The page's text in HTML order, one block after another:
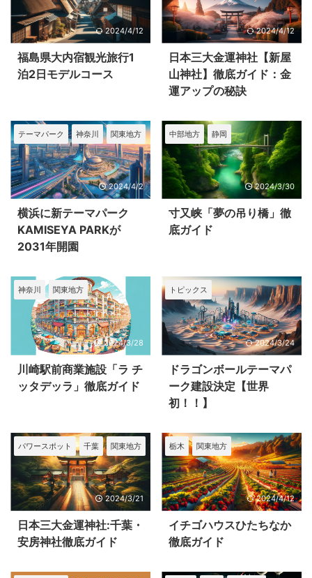
そばの名店が集
結していて、何
を食べようか迷
ってしまいます
...
ニンテンドーミ
ュージアムは、
かつて任天堂・
宇治小倉工場と
して使 ...
ます。この記
と合わせてぜ
読んでくださ
い。 ニンテ
ーミュージア
の外観写真 ...
2024/4/12
福島県大内宿観光旅行1
泊2日モデルコース
2024/4/12
日本三大金運神社【新屋
山神社】徹底ガイド：金
運アップの秘訣
テーマパーク 神奈川 関東地方
2024/4/2
横浜に新テーマパーク
KAMISEYA PARKが
2031年開園
中部地方 静岡
2024/3/30
寸又峡「夢の吊り橋」徹
底ガイド
神奈川 関東地方
2024/3/28
川崎駅前商業施設「ラ チ
ッタデッラ」徹底ガイド
トピックス
2024/3/24
ドラゴンボールテーマパ
ーク建設決定【世界
初！！】
パワースポット 千葉 関東地方
2024/3/21
日本三大金運神社:千葉・
安房神社徹底ガイド
栃木 関東地方
2024/4/12
イチゴハウスひたちなか
徹底ガイド